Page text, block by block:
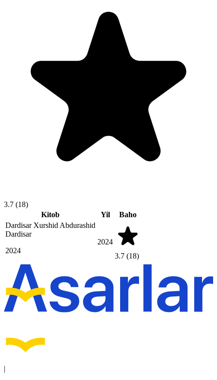
3.7 (18)
Kitob
Yil
Baho
Dardisar Xurshid Abdurashid
Dardisar
2024
2024
3.7 (18)
|